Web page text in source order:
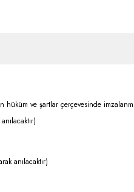
hüküm ve şartlar çerçevesinde
anılacaktır)